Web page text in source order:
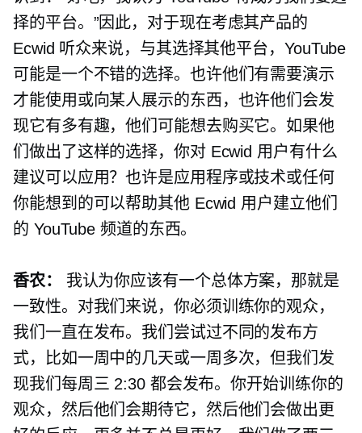
择的平台。”因此，对于现在考虑其产品的
Ecwid 听众来说，与其选择其他平台，YouTube
可能是一个不错的选择。也许他们有需要演示
才能使用或向某人展示的东西，也许他们会发
现它有多有趣，他们可能想去购买它。如果他
们做出了这样的选择，你对 Ecwid 用户有什么
建议可以应用？也许是应用程序或技术或任何
你能想到的可以帮助其他 Ecwid 用户建立他们
的 YouTube 频道的东西。
香农：
我认为你应该有一个总体方案，那就是
一致性。对我们来说，你必须训练你的观众，
我们一直在发布。我们尝试过不同的发布方
式，比如一周中的几天或一周多次，但我们发
现我们每周三 2:30 都会发布。你开始训练你的
观众，然后他们会期待它，然后他们会做出更